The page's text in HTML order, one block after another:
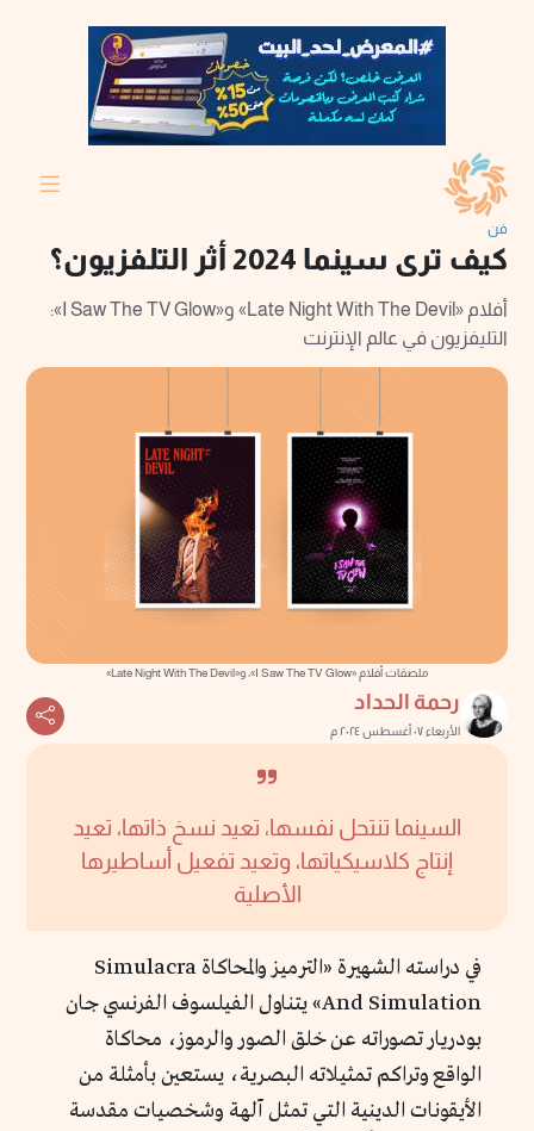
فن
كيف ترى سينما 2024 أثر التلفزيون؟
أفلام «Late Night With The Devil» و«I Saw The TV Glow»:
التليفزيون في عالم الإنترنت
ملصقات أفلام «I Saw The TV Glow»، و«Late Night With The Devil»
رحمة الحداد
الأربعاء ٠٧ أغسطس ٢٠٢٤ م
السينما تنتحل نفسها، تعيد نسخ ذاتها، تعيد
إنتاج كلاسيكياتها، وتعيد تفعيل أساطيرها
الأصلية
في دراسته الشهيرة «الترميز والمحاكاة Simulacra
And Simulation» يتناول الفيلسوف الفرنسي جان
بودريار تصوراته عن خلق الصور والرموز، محاكاة
الواقع وتراكم تمثيلاته البصرية، يستعين بأمثلة من
الأيقونات الدينية التي تمثل آلهة وشخصيات مقدسة